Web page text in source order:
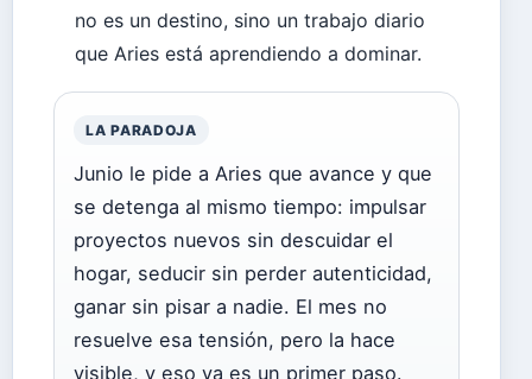
no es un destino, sino un trabajo diario
que Aries está aprendiendo a dominar.
LA PARADOJA
Junio le pide a Aries que avance y que
se detenga al mismo tiempo: impulsar
proyectos nuevos sin descuidar el
hogar, seducir sin perder autenticidad,
ganar sin pisar a nadie. El mes no
resuelve esa tensión, pero la hace
visible, y eso ya es un primer paso.